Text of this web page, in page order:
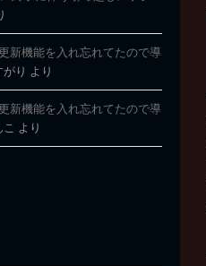
新機能を入れ忘れてたので導
り より
新機能を入れ忘れてたので導
より